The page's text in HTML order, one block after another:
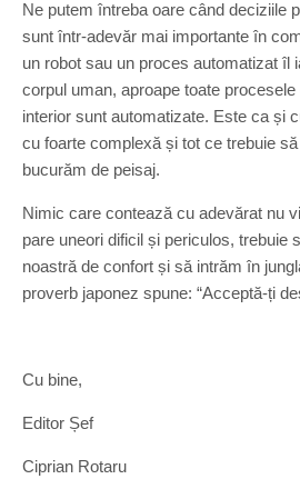
Ne putem întreba oare când deciziile
sunt într-adevăr mai importante în
un robot sau un proces automatizat îl
corpul uman, aproape toate
interior sunt automatizate. Este ca și
cu foarte complexă și tot ce trebuie
bucurăm de peisaj.
Nimic care contează cu adevărat nu
pare uneori dificil și periculos, trebuie
noastră de confort și să intrăm în
proverb japonez spune: “Acceptă-ți
Cu bine,
Editor Șef
Ciprian Rotaru